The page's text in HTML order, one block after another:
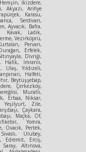
İkizdere,
Akyazı, Arifiye
Karasu,
Serdivan,
Ayvacık, Bafra,
Kavak, Ladik,
Vezirköprü,
Pervari,
Erfelek,
Divriği,
Hafik, İmranlı,
Ulaş, Yıldızeli,
Halfeti,
Beytüşşebap,
Çerkezköy,
Muratlı,
Erbaa, Niksar,
Yeşilyurt, Zile,
Çaykara,
Maçka, Of,
Yomra,
Ovacık, Pertek,
Ulubey,
Edremit, Erciş,
Altınova,